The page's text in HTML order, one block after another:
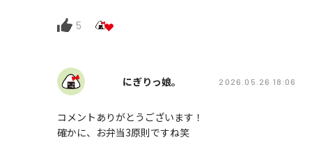
5
にぎりっ娘。 2026.05.26 18:06
コメントありがとうございます！
確かに、お弁当3原則ですね笑